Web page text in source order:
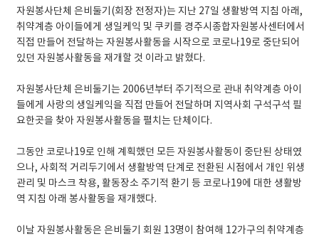
자원봉사단체 은비둘기(회장 전정자)는 지난 27일 생활방역 지침 아래,
취약계층 아이들에게 생일케익 및 쿠키를 경주시종합자원봉사센터에서
직접 만들어 전달하는 자원봉사활동을 시작으로 코로나19로 중단되어
있던 자원봉사활동을 재개할 것 이라고 밝혔다.
자원봉사단체 은비둘기는 2006년부터 주기적으로 관내 취약계층 아이
들에게 사랑의 생일케익을 직접 만들어 전달하며 지역사회 구석구석 필
요한곳을 찾아 자원봉사활동을 펼치는 단체이다.
그동안 코로나19로 인해 계획했던 모든 자원봉사활동이 중단된 상태였
으나, 사회적 거리두기에서 생활방역 단계로 전환된 시점에서 개인 위생
관리 및 마스크 착용, 활동장소 주기적 환기 등 코로나19에 대한 생활방
역 지침 아래 봉사활동을 재개했다.
이날 자원봉사활동은 은비둘기 회원 13명이 참여해 12가구의 취약계층